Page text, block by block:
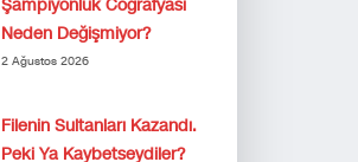
Şampiyonluk Coğrafyası
Neden Değişmiyor?
2 Ağustos 2026
Filenin Sultanları Kazandı.
Peki Ya Kaybetseydiler?